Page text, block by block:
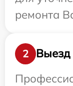
ремонта
2
Выезд